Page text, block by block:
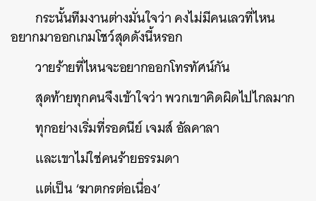
กระนั้นทีมงานต่างมั่นใจว่า คงไม่มีคนเลวที่ไหน
อยากมาออกเกมโชว์สุดดังนี้หรอก
วายร้ายที่ไหนจะอยากออกโทรทัศน์กัน
สุดท้ายทุกคนจึงเข้าใจว่า พวกเขาคิดผิดไปไกลมาก
ทุกอย่างเริ่มที่รอดนีย์ เจมส์ อัลคาลา
และเขาไม่ใช่คนร้ายธรรมดา
แต่เป็น ‘ฆาตกรต่อเนื่อง’